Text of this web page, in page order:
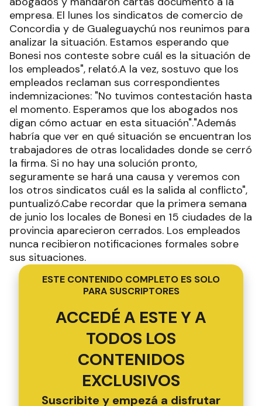
empresa. El lunes los sindicatos de comercio de
Concordia y de Gualeguaychú nos reunimos para
analizar la situación. Estamos esperando que
Bonesi nos conteste sobre cuál es la situación de
los empleados", relató.A la vez, sostuvo que los
empleados reclaman sus correspondientes
indemnizaciones: "No tuvimos contestación hasta
el momento. Esperamos que los abogados nos
digan cómo actuar en esta situación"."Además
habría que ver en qué situación se encuentran los
trabajadores de otras localidades donde se cerró
la firma. Si no hay una solución pronto,
seguramente se hará una causa y veremos con
los otros sindicatos cuál es la salida al conflicto",
puntualizó.Cabe recordar que la primera semana
de junio los locales de Bonesi en 15 ciudades de la
provincia aparecieron cerrados. Los empleados
nunca recibieron notificaciones formales sobre
sus situaciones.
ESTE CONTENIDO COMPLETO ES SOLO
PARA SUSCRIPTORES
ACCEDÉ A ESTE Y A
TODOS LOS
CONTENIDOS
EXCLUSIVOS
Suscribite y empezá a disfrutar